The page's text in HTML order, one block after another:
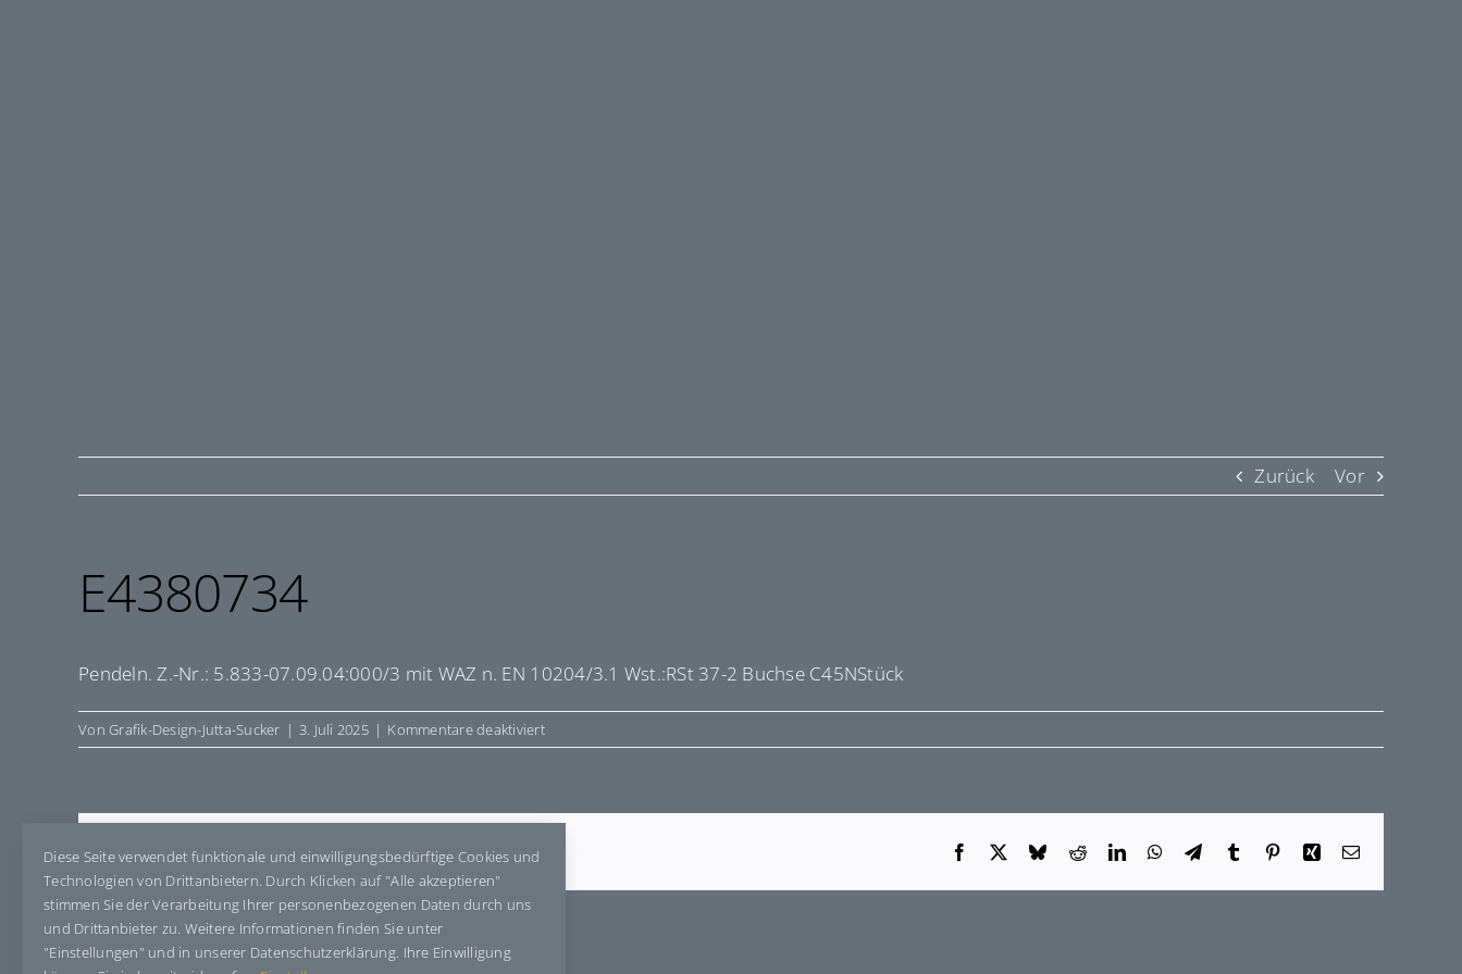
Zurück Vor
E4380734
Pendeln. Z.-Nr.: 5.833-07.09.04:000/3 mit WAZ n. EN 10204/3.1 Wst.:RSt 37-2 Buchse C45NStück
VonGrafik-Design-Jutta-Sucker | 3. Juli 2025 | Kommentare deaktiviertfür
E4380734
Share This Story, Choose Your Platform! Facebook BlueskyRedditLinkedInWhatsApp
TelegramTumblr PinterestXing E-
Diese Seite verwendet funktionale und einwilligungsbedürftige Cookies und
Technologien von Drittanbietern. Durch Klicken auf "Alle akzeptieren"
stimmen Sie der Verarbeitung Ihrer personenbezogenen Daten durch uns
und Drittanbieter zu. Weitere Informationen finden Sie unter
"Einstellungen" und in unserer Datenschutzerklärung. Ihre Einwilligung